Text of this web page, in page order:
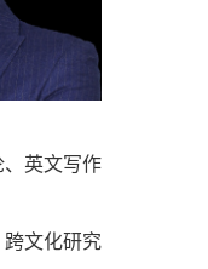
英文写作
文化研究